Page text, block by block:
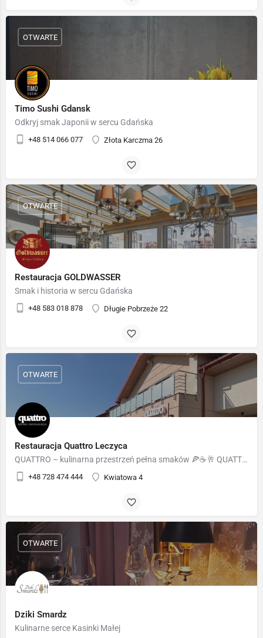
Timo Sushi Gdansk
Odkryj smak Japonii w sercu Gdańska
+48 514 066 077 Złota Karczma 26
OTWARTE
Restauracja GOLDWASSER
Smak i historia w sercu Gdańska
+48 583 018 878 Długie Pobrzeże 22
OTWARTE
Restauracja Quattro Leczyca
QUATTRO – kulinarna przestrzeń pełna smaków 🍕☕🥂 QUATTRO to wyjątkowa restauracja, która łączy w sobie…
+48 728 474 444 Kwiatowa 4
OTWARTE
Dziki Smardz
Kulinarne serce Kasinki Małej
OTWARTE